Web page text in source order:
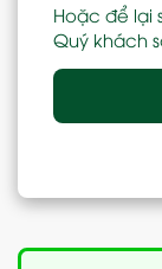
Hoặc để lại
Quý khách